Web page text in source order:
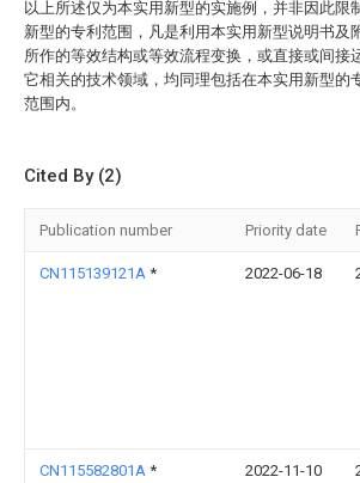
以上所述仅为本实用新型的实施例，并非因此限
新型的专利范围，凡是利用本实用新型说明书及
所作的等效结构或等效流程变换，或直接或间接
它相关的技术领域，均同理包括在本实用新型的
范围内。
Cited By (2)
Publication number Priority date
CN115139121A * 2022-06-18
CN115582801A * 2022-11-10